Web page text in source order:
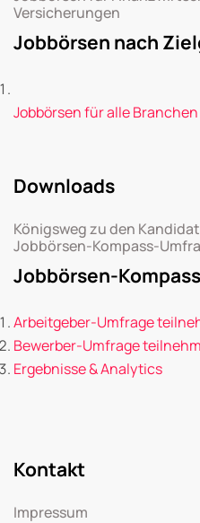
Versicherungen
Jobbörsen nach
Jobbörsen für alle
Downloads
Königsweg zu den
Jobbörsen-Kompass-
Jobbörsen-
Arbeitgeber-Umfrage
Bewerber-Umfrage
Ergebnisse & Analytics
Kontakt
Impressum